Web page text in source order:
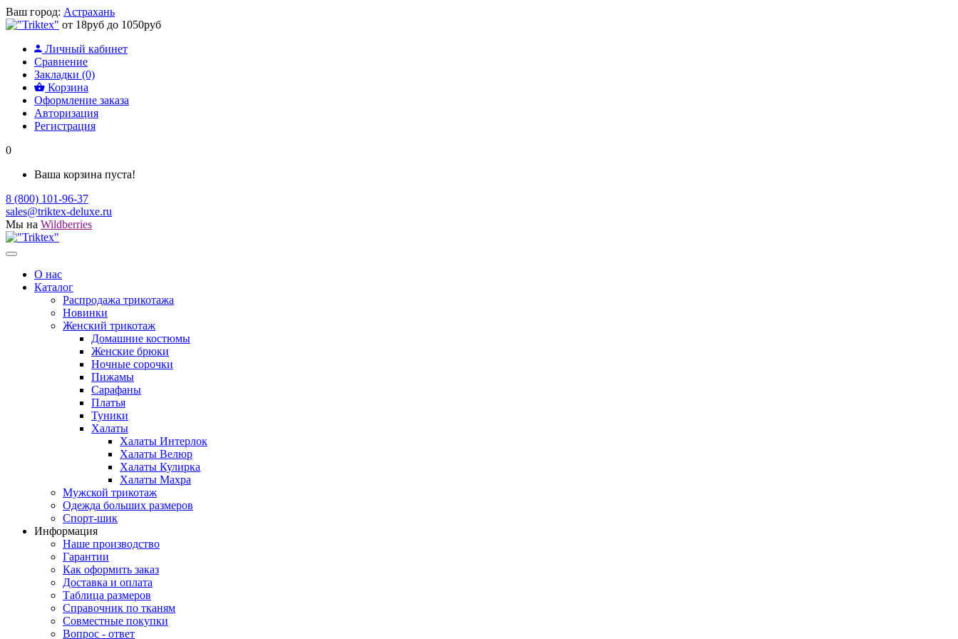
Ваш город: Астрахань
от 18руб до 1050руб
Личный кабинет
Сравнение
Закладки (0)
Корзина
Оформление заказа
Авторизация
Регистрация
0
Ваша корзина пуста!
8 (800) 101-96-37
sales@triktex-deluxe.ru
Мы на Wildberries
О нас
Каталог
Распродажа трикотажа
Новинки
Женский трикотаж
Домашние костюмы
Женские брюки
Ночные сорочки
Пижамы
Сарафаны
Платья
Туники
Халаты
Халаты Интерлок
Халаты Велюр
Халаты Кулирка
Халаты Махра
Мужской трикотаж
Одежда больших размеров
Спорт-шик
Информация
Наше производство
Гарантии
Как оформить заказ
Доставка и оплата
Таблица размеров
Справочник по тканям
Совместные покупки
Вопрос - ответ